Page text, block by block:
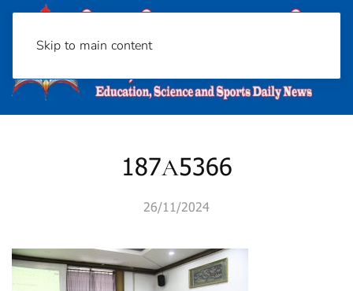
Skip to main content
187A5366
26/11/2024